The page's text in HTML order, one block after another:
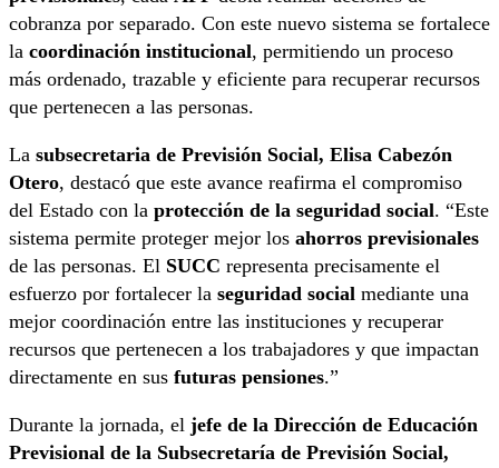
cobranza por separado. Con este nuevo sistema se fortalece
la coordinación institucional, permitiendo un proceso
más ordenado, trazable y eficiente para recuperar recursos
que pertenecen a las personas.
La subsecretaria de Previsión Social, Elisa Cabezón
Otero, destacó que este avance reafirma el compromiso
del Estado con la protección de la seguridad social. “Este
sistema permite proteger mejor los ahorros previsionales
de las personas. El SUCC representa precisamente el
esfuerzo por fortalecer la seguridad social mediante una
mejor coordinación entre las instituciones y recuperar
recursos que pertenecen a los trabajadores y que impactan
directamente en sus futuras pensiones.”
Durante la jornada, el jefe de la Dirección de Educación
Previsional de la Subsecretaría de Previsión Social,